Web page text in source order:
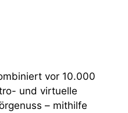
vor 10.000
und virtuelle
– mithilfe